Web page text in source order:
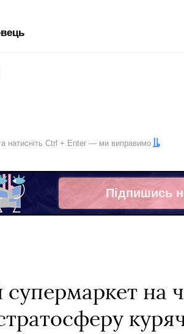
натисніть Ctrl + Enter — ми виправимо
Підпишись
Facebook
супермаркет на